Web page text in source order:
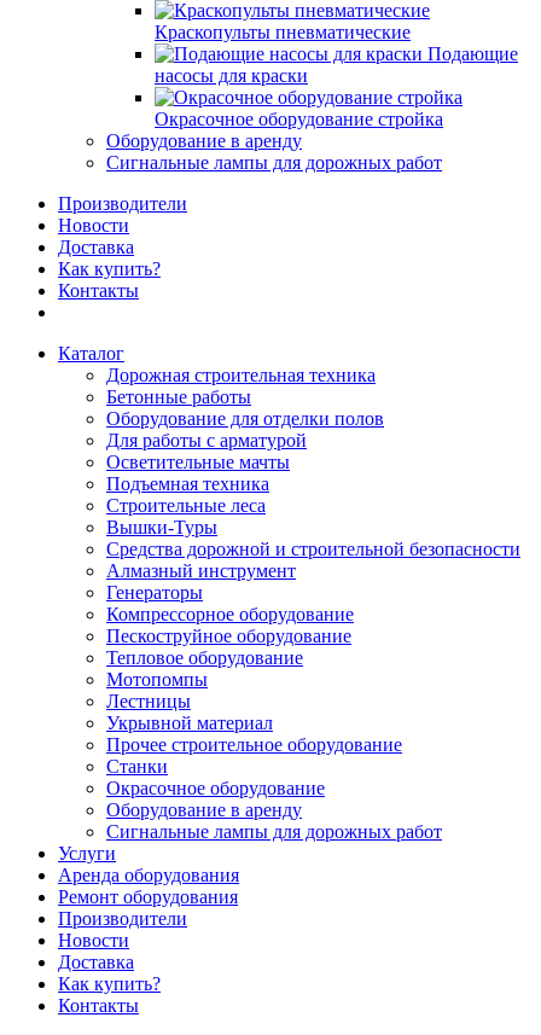
Краскопульты пневматические
Подающие
насосы для краски
Окрасочное оборудование стройка
Оборудование в аренду
Сигнальные лампы для дорожных работ
Производители
Новости
Доставка
Как купить?
Контакты
Каталог
Дорожная строительная техника
Бетонные работы
Оборудование для отделки полов
Для работы с арматурой
Осветительные мачты
Подъемная техника
Строительные леса
Вышки-Туры
Средства дорожной и строительной безопасности
Алмазный инструмент
Генераторы
Компрессорное оборудование
Пескоструйное оборудование
Тепловое оборудование
Мотопомпы
Лестницы
Укрывной материал
Прочее строительное оборудование
Станки
Окрасочное оборудование
Оборудование в аренду
Сигнальные лампы для дорожных работ
Услуги
Аренда оборудования
Ремонт оборудования
Производители
Новости
Доставка
Как купить?
Контакты